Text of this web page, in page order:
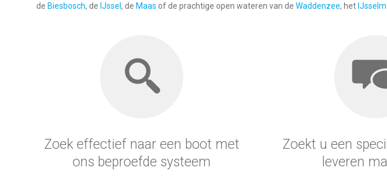
de Biesbosch, de IJssel , de Maas of de prachtige open wateren van de Waddenzee, het
Zoek effectief naar een boot met
ons beproefde systeem
Zoekt u een
leveren